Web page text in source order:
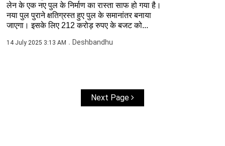
लेन के एक नए पुल के निर्माण का रास्ता साफ हो गया है।
नया पुल पुराने क्षतिग्रस्त हुए पुल के समानांतर बनाया
जाएगा। इसके लिए 212 करोड़ रुपए के बजट को...
14 July 2025 3:13 AM Deshbandhu
Next Page